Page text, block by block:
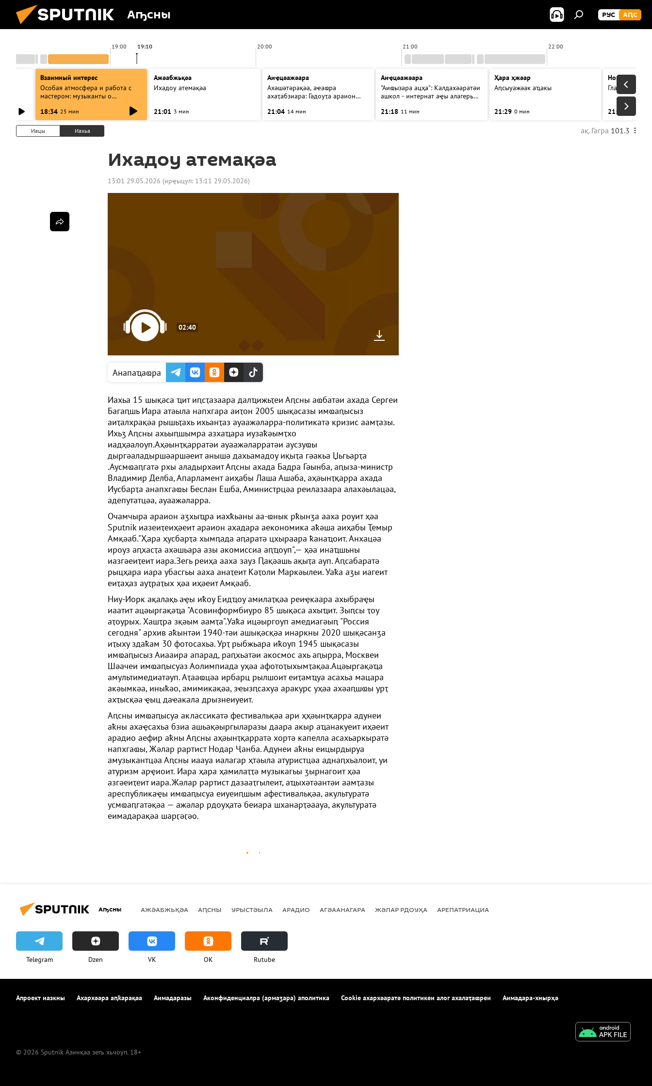
Аҧсны РУС АԤС
19:00 20:00 21:00 22:00
19:10
Взаимный интерес
Особая атмосфера и работа с
мастером: музыканты о
18:34 25 мин
Ажәабжьқәа
Ихадоу атемақәа
21:01 3 мин
Аиҿцәажәара
Ахәшәтәрақәа, аҽаҩра
ахаҭабзиара: Гәдоуҭа араион
ицәажәара
21:04 14 мин
Аиҿцәажәара
"Аиҩызара ацҳа": Калдахәаратәи
ашкол - интернат аҿы алагерь
21:18 11 мин
Ҳара ҳжәар
Аԥсыуажәак аҵакы
21:29 0 мин
Новости
Главные темы
21:31
Иацы Иахьа ақ. Гагра 101.3
Ихадоу атемақәа
13:01 29.05.2026 (ирҿыцуп: 13:11 29.05.2026)
02:40
Анапаҵаҩра
Иахьа 15 шықәса ҵит иԥсҭазаара далҵижьҭеи Аԥсны аҩбатәи ахада Сергеи
Багаԥшь Иара атәыла напхгара аиҭон 2005 шықәсазы имҩаԥысыз
аиҭалхрақәа рышьҭахь ихьанҭаз ауаажәларра-политикатә кризис аамҭазы.
Ихьӡ Аԥсны ахьыԥшымра азхаҵара иузаҟәымҭхо
иадҳәалоуп.Аҳәынҭқарратәи ауаажәларратәи аусзуҩы
дыргәаладыршәаршәеит анышә дахьамадоу иқыҭа гәакьа Џьгьарҭа
.Аусмҩаԥгатә рхы аладырхәит Аԥсны ахада Бадра Гәынба, аԥыза-министр
Владимир Делба, Апарламент аиҳабы Лаша Ашәба, аҳәынҭқарра ахада
Иусбарҭа анапхгаҩы Беслан Ешба, Аминистрцәа реилазаара алахәылацәа,
адепутатцәа, ауаажәларра.
Очамчыра араион аӡхыҵра иахҟьаны аа-ҩнык рҟынӡа ааха роуит ҳәа
Sputnik иазеиҭеиҳәеит араион ахадара аекономика аҟәша аиҳабы Ҭемыр
Амқәаб."Ҳара ҳусбарҭа хымԥада аԥаратә цхыраара ҟанаҵоит. Анхацәа
ироуз аԥхасҭа ахәшьара азы акомиссиа аԥҵоуп",— ҳәа инаҵшьны
иазгәеиҭеит иара.Зегь реиҳа ааха зауз Ԥақәашь ақыҭа ауп. Аԥсабаратә
рыцҳара иара убасгьы ааха анаҭеит Кәҭоли Маркәылеи. Уаҟа аӡы иагеит
еиҭаҳаз ауҭраҭых ҳәа иҳәеит Амқәаб.
Ниу-Иорк ақалақь аҿы иҟоу Еидҵоу амилаҭқәа реиҿкаара ахыбраҿы
иаатит ацәыргақәҵа "Асовинформбиуро 85 шықәса ахыҵит. Зыԥсы ҭоу
аҭоурых. Хашҭра зқәым аамҭа".Уаҟа ицәыргоуп амедиагәыԥ "Россия
сегодня" архив аҟынтәи 1940-тәи ашықәсқәа инаркны 2020 шықәсанӡа
иҭыху здаҟам 30 фотосахьа. Урҭ рыбжьара иҟоуп 1945 шықәсазы
имҩаԥысыз Аиааира апарад, раԥхьатәи акосмос ахь аԥырра, Москвеи
Шәачеи имҩаԥысуаз Аолимпиада уҳәа афотоҭыхымҭақәа.Ацәыргақәҵа
амультимедиатәуп. Аҭааҩцәа ирбарц рылшоит еиҭамҵуа асахьа мацара
акәымкәа, иныҟәо, амимикақәа, зҽызԥсахуа аракурс уҳәа ахәаԥшҩы урҭ
ахҭысқәа ҿыц даҽакала дрызнеиуеит.
Аԥсны имҩаԥысуа аклассикатә фестивальқәа ари ҳҳәынҭқарра адунеи
аҟны ахаҿсахьа бзиа ашьақәыргыларазы даара акыр аҵанакуеит иҳәеит
арадио аефир аҟны Аԥсны аҳәынҭқарратә хортә капелла асахьаркыратә
напхгаҩы, Жәлар рартист Нодар Ҷанба. Адунеи аҟны еицырдыруа
амузыкантцәа Аԥсны иаауа иалагар ҳтәыла атуристцәа аднаԥхьалоит, уи
атуризм арҿиоит. Иара ҳара ҳамилаҭҭә музыкагьы ӡырнагоит ҳәа
азгәеиҭеит иара.Жәлар рартист дазааҭгылеит, аҵыхәтәантәи аамҭазы
ареспубликаҿы имҩаԥысуа еиуеиԥшым афестивальқәа, акультуратә
усмҩаԥгатәқәа — ажәлар рдоуҳатә беиара шханарҭәаауа, акультуратә
еимадарақәа шарӷәӷәо.
Аҧсны АЖӘАБЖЬҚӘА АԤСНЫ УРЫСТӘЫЛА АРАДИО АГӘААНАГАРА ЖӘЛАР РДОУҲА АРЕПАТРИАЦИА
Telegram Dzen VK OK Rutube
Апроект иазкны Ахархәара аԥҟарақәа Аимадаразы Аконфиденциалра (армаӡара) аполитика Cookie ахархәаратә политикеи алог ахалаҭаҩреи Аимадара-хнырҳә
© 2026 Sputnik Азинқәа зегь хьчоуп. 18+